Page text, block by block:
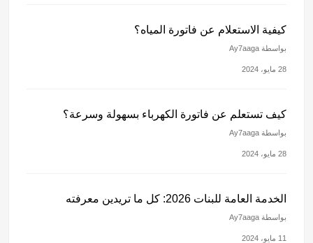
كيفية الاستعلام عن فاتورة المياه؟
بواسطة Ay7aaga
28 مايو، 2024
كيف تستعلم عن فاتورة الكهرباء بسهولة وسرعة؟
بواسطة Ay7aaga
28 مايو، 2024
الخدمة العامة للبنات 2026: كل ما تريدين معرفته
بواسطة Ay7aaga
11 مايو، 2024